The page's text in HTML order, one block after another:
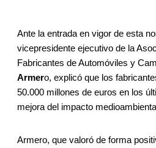
Ante la entrada en vigor de esta
vicepresidente ejecutivo de la
Fabricantes de Automóviles y
Armero, explicó que los
50.000 millones de euros en los
mejora del impacto
Armero, que valoró de forma